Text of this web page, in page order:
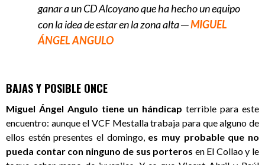
ganar a un CD Alcoyano que ha hecho un equipo
con la idea de estar en la zona alta─MIGUEL
ÁNGEL ANGULO
BAJAS Y POSIBLE ONCE
Miguel Ángel Angulo tiene un hándicap terrible para este
encuentro: aunque el VCF Mestalla trabaja para que alguno de
ellos estén presentes el domingo, es muy probable que no
pueda contar con ninguno de sus porteros en El Collao y le